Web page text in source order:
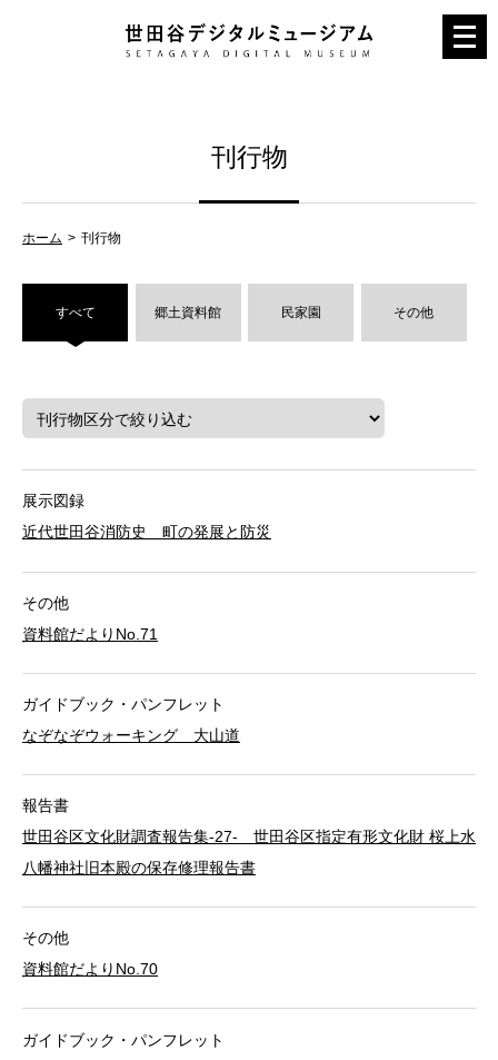
メ
ニ
刊行物
ホーム 刊行物
すべて 郷土資料館 民家園 その他
展示図録
近代世田谷消防史 町の発展と防災
その他
資料館だよりNo.71
ガイドブック・パンフレット
なぞなぞウォーキング 大山道
報告書
世田谷区文化財調査報告集-27- 世田谷区指定有形文化財 桜上水
八幡神社旧本殿の保存修理報告書
その他
資料館だよりNo.70
ガイドブック・パンフレット